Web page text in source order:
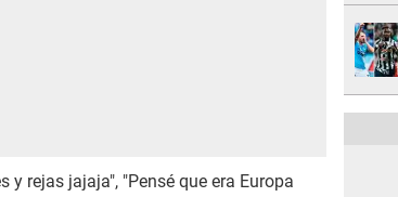
y rejas jajaja", "Pensé que era Europa